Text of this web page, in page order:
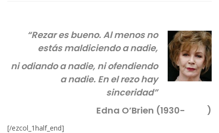
“Rezar es bueno. Al menos no
estás maldiciendo a nadie,
ni odiando a nadie, ni ofendiendo
a nadie. En el rezo hay
sinceridad”
Edna O’Brien (1930- )
[/ezcol_1half_end]